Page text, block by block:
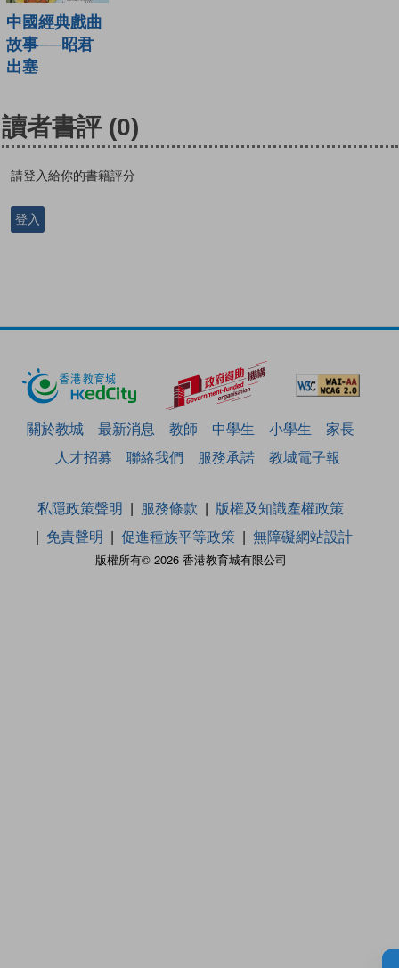
中國經典戲曲
故事──昭君
出塞
讀者書評 (0)
請登入給你的書籍評分
登入
關於教城 最新消息 教師 中學生 小學生
家長
人才招募
聯絡我們 服務承諾 教城電子報
版權所有© 2026 香港教育城有限公司
私隱政策聲明 服務條款
版權及知識產權政策
免責聲明
促進種族平等政策 無障礙網站設計